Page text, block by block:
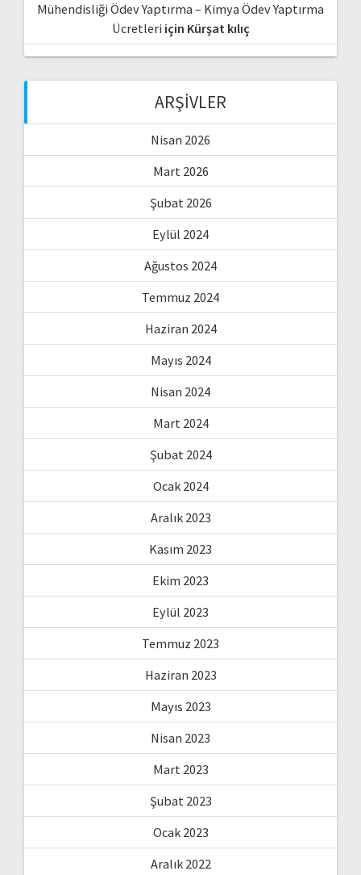
Mühendisliği Ödev Yaptırma – Kimya Ödev Yaptırma
Ücretleri için Kürşat kılıç
ARŞIVLER
Nisan 2026
Mart 2026
Şubat 2026
Eylül 2024
Ağustos 2024
Temmuz 2024
Haziran 2024
Mayıs 2024
Nisan 2024
Mart 2024
Şubat 2024
Ocak 2024
Aralık 2023
Kasım 2023
Ekim 2023
Eylül 2023
Temmuz 2023
Haziran 2023
Mayıs 2023
Nisan 2023
Mart 2023
Şubat 2023
Ocak 2023
Aralık 2022